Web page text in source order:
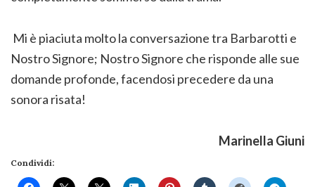
Mi è piaciuta molto la conversazione tra Barbarotti e
Nostro Signore; Nostro Signore che risponde alle sue
domande profonde, facendosi precedere da una
sonora risata!
Marinella Giuni
Condividi: